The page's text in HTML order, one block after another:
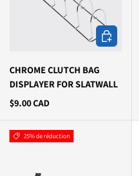
CHROME CLUTCH BAG
DISPLAYER FOR SLATWALL
$9.00 CAD
Ajouter au
25% de réduction